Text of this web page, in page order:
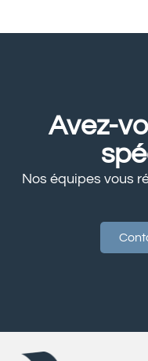
Avez-
Nos équipes vous